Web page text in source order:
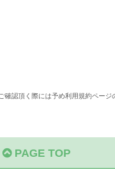
認頂く際には予め利用規約ページ
PAGE TOP